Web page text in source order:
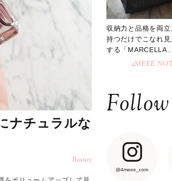
ナチュラルな
Beauty
収納力と品格を両立
持つだけでこなれ見
する「MARCELLAト
ートバッグ」
4MEEE
@4meee_com